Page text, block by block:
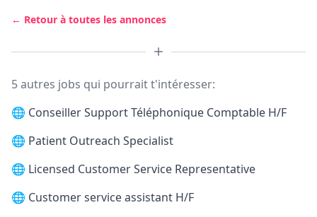
← Retour à toutes les annonces
5 autres jobs qui pourrait t'intéresser:
🌐 Conseiller Support Téléphonique Comptable H/F
🌐 Patient Outreach Specialist
🌐 Licensed Customer Service Representative
🌐 Customer service assistant H/F